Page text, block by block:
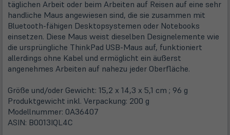
täglichen Arbeit oder beim Arbeiten auf Reisen auf eine sehr
handliche Maus angewiesen sind, die sie zusammen mit
Bluetooth-fähigen Desktopsystemen oder Notebooks
einsetzen. Diese Maus weist dieselben Designelemente wie
die ursprüngliche ThinkPad USB-Maus auf, funktioniert
allerdings ohne Kabel und ermöglicht ein äußerst
angenehmes Arbeiten auf nahezu jeder Oberfläche.
Größe und/oder Gewicht: 15,2 x 14,3 x 5,1 cm ; 96 g
Produktgewicht inkl. Verpackung: 200 g
Modellnummer: 0A36407
ASIN: B0013IQL4C